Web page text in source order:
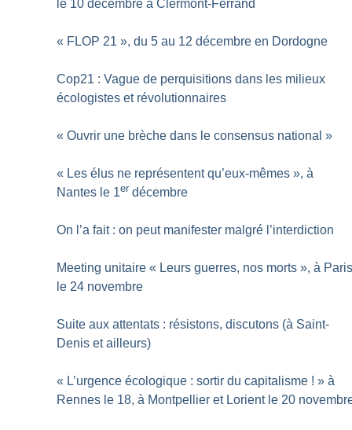
le 10 décembre à Clermont-Ferrand
« FLOP 21 », du 5 au 12 décembre en Dordogne
Cop21 : Vague de perquisitions dans les milieux
écologistes et révolutionnaires
« Ouvrir une brèche dans le consensus national »
« Les élus ne représentent qu’eux-mêmes », à
Nantes le 1er décembre
On l’a fait : on peut manifester malgré l’interdiction
Meeting unitaire « Leurs guerres, nos morts », à
le 24 novembre
Suite aux attentats : résistons, discutons (à Saint-
Denis et ailleurs)
« L’urgence écologique : sortir du capitalisme ! » à
Rennes le 18, à Montpellier et Lorient le 20